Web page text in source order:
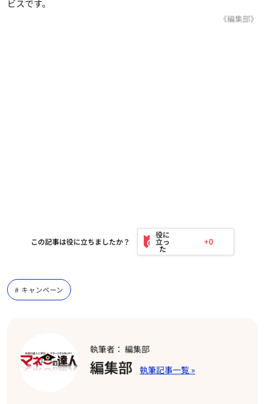
ビスです。
《編集部》
この記事は役に立ちましたか？ +0
キャンペーン
執筆者： 編集部
編集部